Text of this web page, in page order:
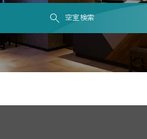
空室検索